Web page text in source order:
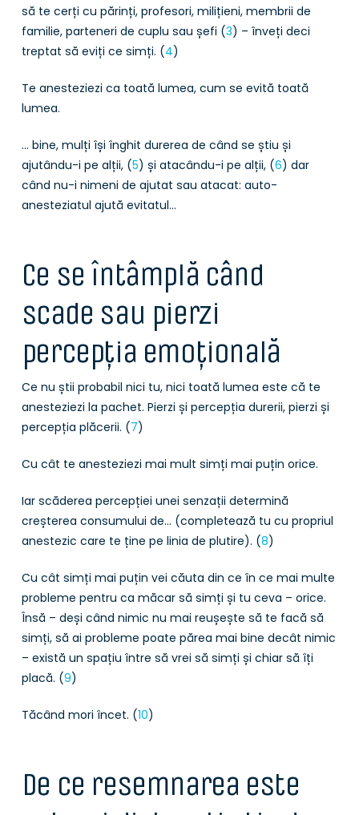
să te cerți cu părinți, profesori, milițieni, membrii de
familie, parteneri de cuplu sau șefi (3) – înveți deci
treptat să eviți ce simți. (4)
Te anesteziezi ca toată lumea, cum se evită toată
lumea.
… bine, mulți își înghit durerea de când se știu și
ajutându-i pe alții, (5) și atacându-i pe alții, (6) dar
când nu-i nimeni de ajutat sau atacat: auto-
anesteziatul ajută evitatul…
Ce se întâmplă când
scade sau pierzi
percepția emoțională
Ce nu știi probabil nici tu, nici toată lumea este că te
anesteziezi la pachet. Pierzi și percepția durerii, pierzi și
percepția plăcerii. (7)
Cu cât te anesteziezi mai mult simți mai puțin orice.
Iar scăderea percepției unei senzații determină
creșterea consumului de… (completează tu cu propriul
anestezic care te ține pe linia de plutire). (8)
Cu cât simți mai puțin vei căuta din ce în ce mai multe
probleme pentru ca măcar să simți și tu ceva – orice.
Însă – deși când nimic nu mai reușește să te facă să
simți, să ai probleme poate părea mai bine decât nimic
– există un spațiu între să vrei să simți și chiar să îți
placă. (9)
Tăcând mori încet. (10)
De ce resemnarea este